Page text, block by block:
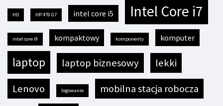
HD HP 470 G7 intel core i5 Intel Core i7
intel core i9 kompaktowy komponenty komputer
laptop laptop biznesowy
lekki
Lenovo
logowanie mobilna stacja robocza